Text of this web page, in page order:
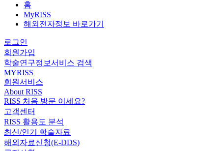
홈
MyRISS
해외전자정보 바로가기
로그인
회원가입
학술연구정보서비스 검색
MYRISS
회원서비스
About RISS
RISS 처음 방문 이세요?
고객센터
RISS 활용도 분석
최신/인기 학술자료
해외자료신청(E-DDS)